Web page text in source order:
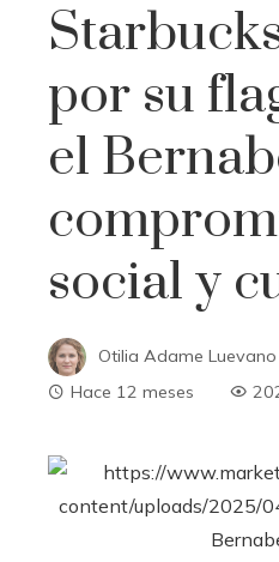
por su
el
social y
Otilia Adame Luevano
Hace 12 meses